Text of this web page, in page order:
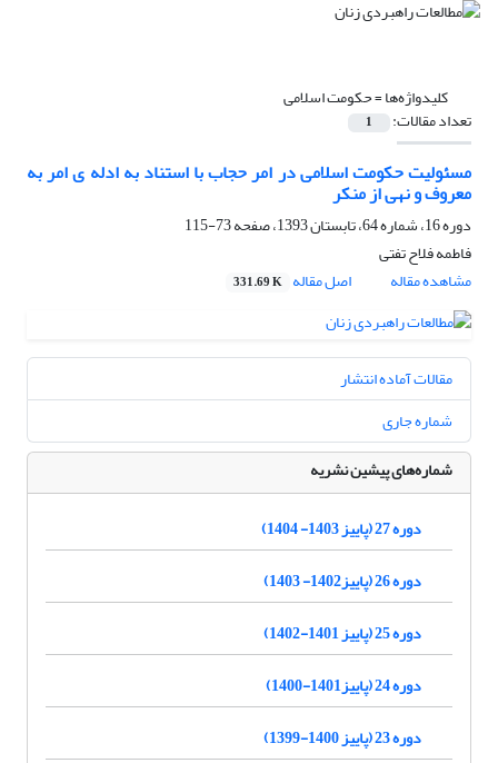
کلیدواژه‌ها =حکومت اسلامی
تعداد مقالات: 1
مسئولیت حکومت اسلامی در امر حجاب با استناد به ادله ی امر به
معروف و نهی از منکر
دوره 16، شماره 64، تابستان 1393، صفحه
73-115
فاطمه فلاح تفتی
مشاهده مقاله
اصل مقاله 331.69 K
مقالات آماده انتشار
شماره جاری
شماره‌های پیشین نشریه
دوره 27 (پاییز 1403- 1404)
دوره 26 (پاییز1402- 1403)
دوره 25 (پاییز 1401-1402)
دوره 24 (پاییز1401-1400)
دوره 23 (پاییز 1400-1399)